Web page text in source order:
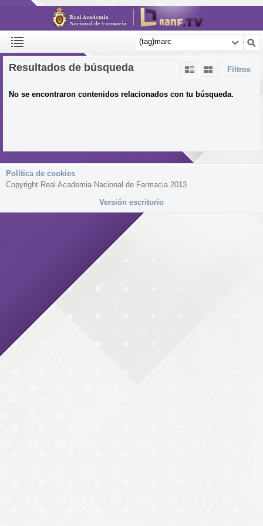
Filtros
Resultados de búsqueda
No se encontraron contenidos relacionados con tu búsqueda.
Política de cookies
Copyright Real Academia Nacional de Farmacia 2013
Versión escritorio